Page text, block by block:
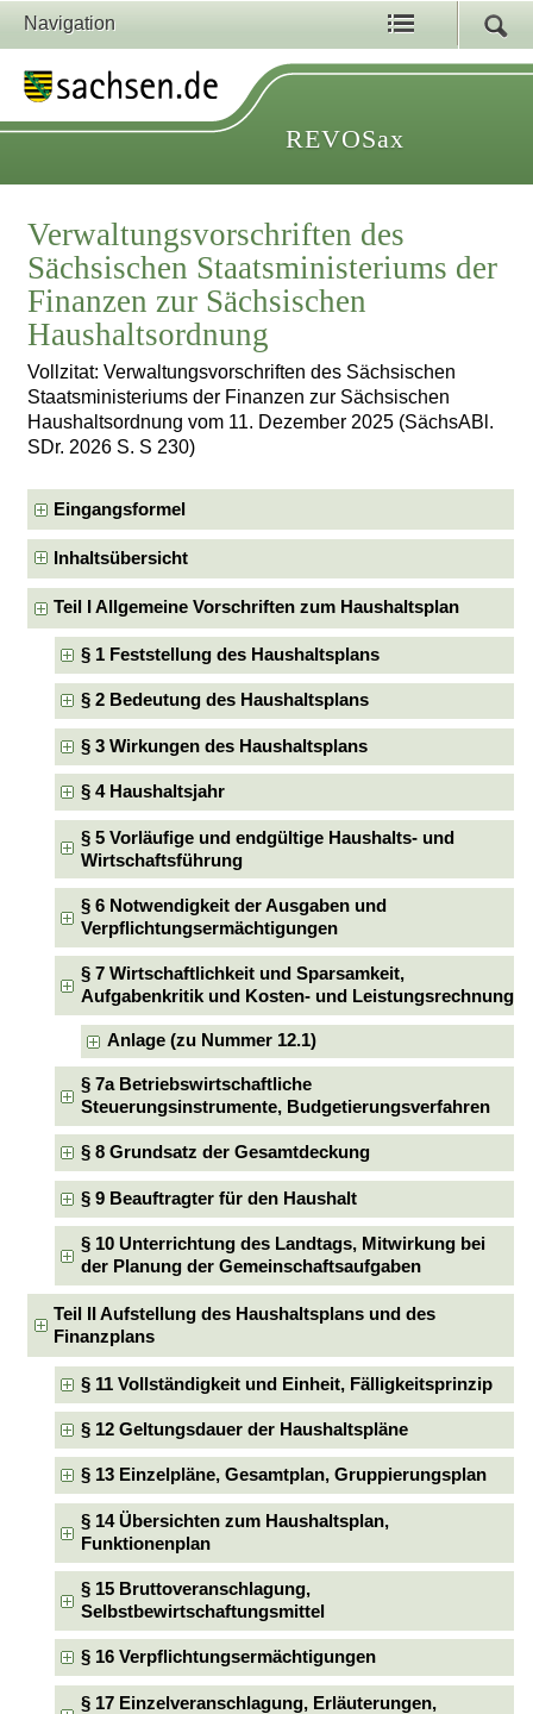
Navigation
REVOSax
Verwaltungsvorschriften des
Sächsischen Staatsministeriums der
Finanzen zur Sächsischen
Haushaltsordnung
Vollzitat: Verwaltungsvorschriften des Sächsischen
Staatsministeriums der Finanzen zur Sächsischen
Haushaltsordnung vom 11. Dezember 2025 (SächsABl.
SDr. 2026 S. S 230)
Eingangsformel
Inhaltsübersicht
Teil I Allgemeine Vorschriften zum Haushaltsplan
§ 1 Feststellung des Haushaltsplans
§ 2 Bedeutung des Haushaltsplans
§ 3 Wirkungen des Haushaltsplans
§ 4 Haushaltsjahr
§ 5 Vorläufige und endgültige Haushalts- und
Wirtschaftsführung
§ 6 Notwendigkeit der Ausgaben und
Verpflichtungsermächtigungen
§ 7 Wirtschaftlichkeit und Sparsamkeit,
Aufgabenkritik und Kosten- und Leistungsrechnung
Anlage (zu Nummer 12.1)
§ 7a Betriebswirtschaftliche
Steuerungsinstrumente, Budgetierungsverfahren
§ 8 Grundsatz der Gesamtdeckung
§ 9 Beauftragter für den Haushalt
§ 10 Unterrichtung des Landtags, Mitwirkung bei
der Planung der Gemeinschaftsaufgaben
Teil II Aufstellung des Haushaltsplans und des
Finanzplans
§ 11 Vollständigkeit und Einheit, Fälligkeitsprinzip
§ 12 Geltungsdauer der Haushaltspläne
§ 13 Einzelpläne, Gesamtplan, Gruppierungsplan
§ 14 Übersichten zum Haushaltsplan,
Funktionenplan
§ 15 Bruttoveranschlagung,
Selbstbewirtschaftungsmittel
§ 16 Verpflichtungsermächtigungen
§ 17 Einzelveranschlagung, Erläuterungen,